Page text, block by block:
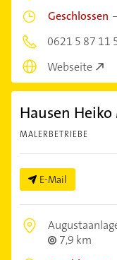
Geschlossen
0621 5 87 11
Webseite
Hausen
MALERBETRIEBE
E-Mail
7,9 km